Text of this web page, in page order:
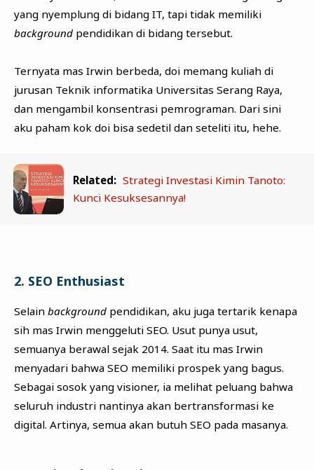
yang nyemplung di bidang IT, tapi tidak memiliki
background pendidikan di bidang tersebut.
Ternyata mas Irwin berbeda, doi memang kuliah di
jurusan Teknik informatika Universitas Serang Raya,
dan mengambil konsentrasi pemrograman. Dari sini
aku paham kok doi bisa sedetil dan seteliti itu, hehe.
Related: Strategi Investasi Kimin Tanoto:
Kunci Kesuksesannya!
2. SEO Enthusiast
Selain background pendidikan, aku juga tertarik kenapa
sih mas Irwin menggeluti SEO. Usut punya usut,
semuanya berawal sejak 2014. Saat itu mas Irwin
menyadari bahwa SEO memiliki prospek yang bagus.
Sebagai sosok yang visioner, ia melihat peluang bahwa
seluruh industri nantinya akan bertransformasi ke
digital. Artinya, semua akan butuh SEO pada masanya.